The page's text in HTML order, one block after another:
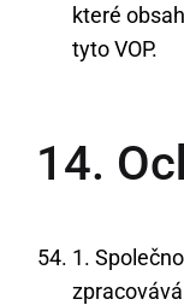
které
tyto VOP.
14.
1.